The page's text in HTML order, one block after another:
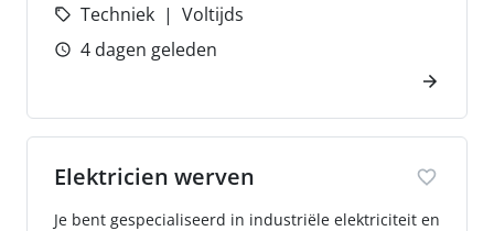
Techniek
Voltijds
4 dagen geleden
Elektricien werven
Je bent gespecialiseerd in industriële elektriciteit en